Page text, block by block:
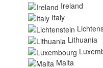
Ireland
Italy
Lithuania
Malta